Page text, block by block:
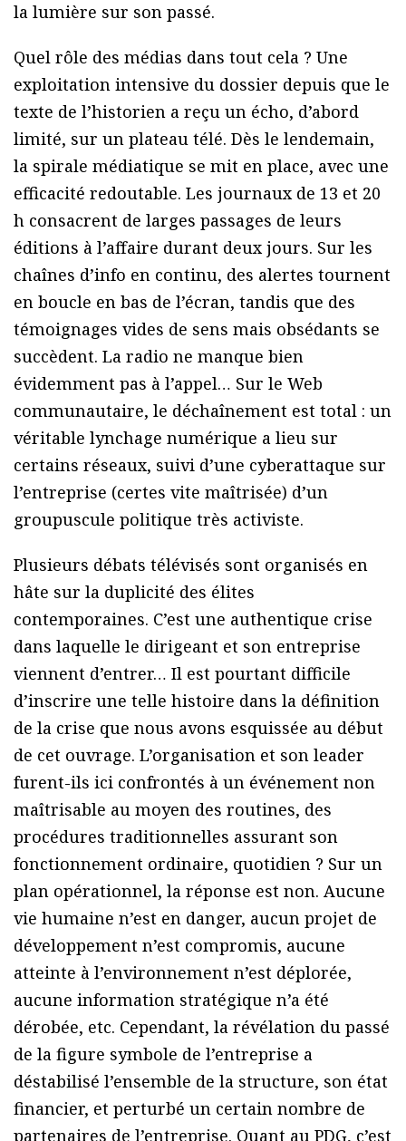
la lumière sur son passé.
Quel rôle des médias dans tout cela ? Une
exploitation intensive du dossier depuis que le
texte de l’historien a reçu un écho, d’abord
limité, sur un plateau télé. Dès le lendemain,
la spirale médiatique se mit en place, avec une
efficacité redoutable. Les journaux de 13 et 20
h consacrent de larges passages de leurs
éditions à l’affaire durant deux jours. Sur les
chaînes d’info en continu, des alertes tournent
en boucle en bas de l’écran, tandis que des
témoignages vides de sens mais obsédants se
succèdent. La radio ne manque bien
évidemment pas à l’appel… Sur le Web
communautaire, le déchaînement est total : un
véritable lynchage numérique a lieu sur
certains réseaux, suivi d’une cyberattaque sur
l’entreprise (certes vite maîtrisée) d’un
groupuscule politique très activiste.
Plusieurs débats télévisés sont organisés en
hâte sur la duplicité des élites
contemporaines. C’est une authentique crise
dans laquelle le dirigeant et son entreprise
viennent d’entrer… Il est pourtant difficile
d’inscrire une telle histoire dans la définition
de la crise que nous avons esquissée au début
de cet ouvrage. L’organisation et son leader
furent-ils ici confrontés à un événement non
maîtrisable au moyen des routines, des
procédures traditionnelles assurant son
fonctionnement ordinaire, quotidien ? Sur un
plan opérationnel, la réponse est non. Aucune
vie humaine n’est en danger, aucun projet de
développement n’est compromis, aucune
atteinte à l’environnement n’est déplorée,
aucune information stratégique n’a été
dérobée, etc. Cependant, la révélation du passé
de la figure symbole de l’entreprise a
déstabilisé l’ensemble de la structure, son état
financier, et perturbé un certain nombre de
partenaires de l’entreprise. Quant au PDG, c’est